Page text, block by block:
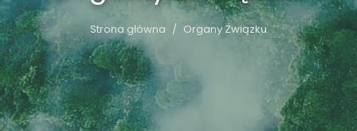
Strona główna Organy Związku